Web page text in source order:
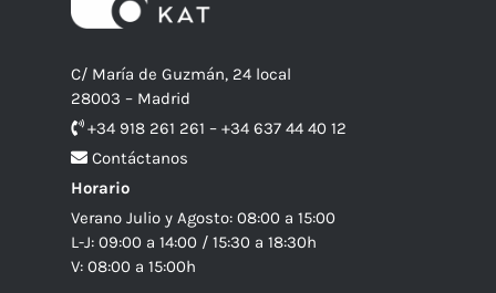
C/ María de Guzmán, 24 local
28003 – Madrid
+34 918 261 261 – +34 637 44 40 12
Contáctanos
Horario
Verano Julio y Agosto: 08:00 a 15:00
L-J: 09:00 a 14:00 / 15:30 a 18:30h
V: 08:00 a 15:00h